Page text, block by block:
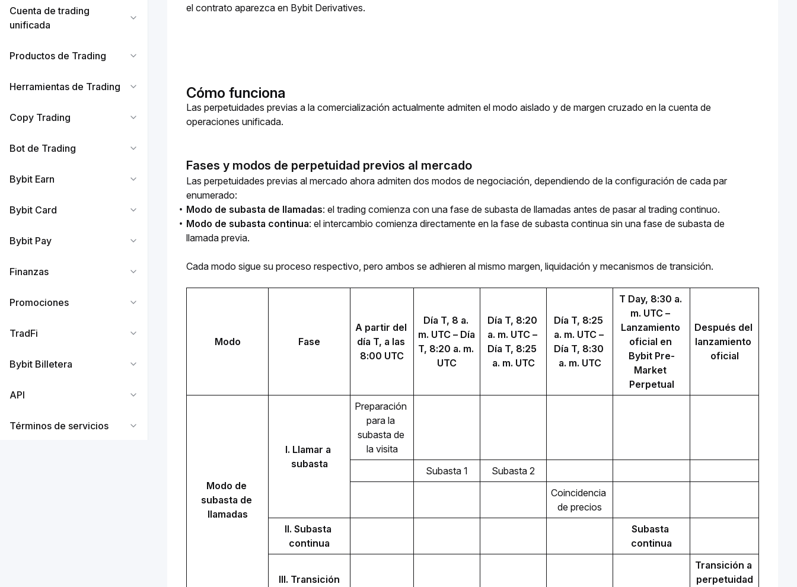
Cuenta de trading
unificada
Productos de Trading
Herramientas de Trading
Copy Trading
Bot de Trading
Bybit Earn
Bybit Card
Bybit Pay
Finanzas
Promociones
TradFi
Bybit Billetera
API
Términos de servicios
el contrato aparezca en Bybit Derivatives.
Cómo funciona
Las perpetuidades previas a la comercialización actualmente admiten el modo aislado y de margen cruzado en la cuenta de
operaciones unificada.
Fases y modos de perpetuidad previos al mercado
Las perpetuidades previas al mercado ahora admiten dos modos de negociación, dependiendo de la configuración de cada par
enumerado:
Modo de subasta de llamadas: el trading comienza con una fase de subasta de llamadas antes de pasar al trading continuo.
Modo de subasta continua: el intercambio comienza directamente en la fase de subasta continua sin una fase de subasta de
llamada previa.
Cada modo sigue su proceso respectivo, pero ambos se adhieren al mismo margen, liquidación y mecanismos de transición.
Modo Fase
A partir del
día T, a las
8:00 UTC
Día T, 8 a.
m. UTC – Día
T, 8:20 a. m.
UTC
Día T, 8:20
a. m. UTC –
Día T, 8:25
a. m. UTC
Día T, 8:25
a. m. UTC –
Día T, 8:30
a. m. UTC
T Day, 8:30 a.
m. UTC –
Lanzamiento
oficial en
Bybit Pre-
Market
Perpetual
Después del
lanzamiento
oficial
Modo de
subasta de
llamadas
I. Llamar a
subasta
Preparación
para la
subasta de
la visita
Subasta 1
Subasta 2
Coincidencia
de precios
II. Subasta
continua
Subasta
continua
III. Transición
Transición a
perpetuidad